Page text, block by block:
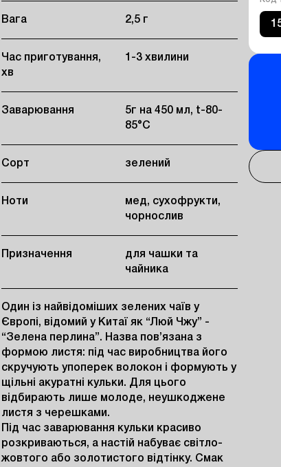
Вага 2,5 г
Час приготування,
хв
1-3 хвилини
Заварювання
5г на 450 мл, t-80-
85°C
Сорт зелений
Ноти
мед, сухофрукти,
чорнослив
Призначення
для чашки та
чайника
Один із найвідоміших зелених чаїв у
Європі, відомий у Китаї як “Люй Чжу” -
“Зелена перлина”. Назва пов’язана з
формою листя: під час виробництва його
скручують упоперек волокон і формують у
щільні акуратні кульки. Для цього
відбирають лише молоде, неушкоджене
листя з черешками.
Під час заварювання кульки красиво
розкриваються, а настій набуває світло-
жовтого або золотистого відтінку. Смак